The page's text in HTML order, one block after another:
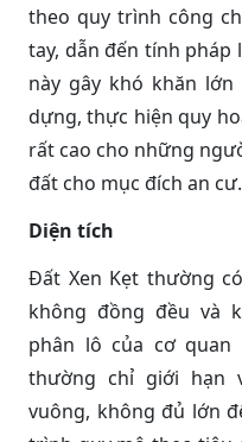
theo quy trình công
tay, dẫn đến tính pháp
này gây khó khăn
dựng, thực hiện quy
rất cao cho những
đất cho mục đích an cư.
Diện tích
Đất Xen Kẹt thường
không đồng đều và
phân lô của cơ
thường chỉ giới hạn
vuông, không đủ lớn